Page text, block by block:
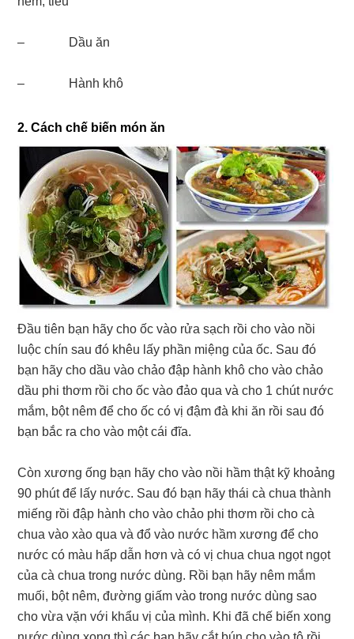
– Dầu ăn
– Hành khô
2. Cách chế biến món ăn
Đầu tiên bạn hãy cho ốc vào rửa sạch rồi cho vào nồi
luộc chín sau đó khêu lấy phần miệng của ốc. Sau đó
bạn hãy cho dầu vào chảo đập hành khô cho vào chảo
dầu phi thơm rồi cho ốc vào đảo qua và cho 1 chút nước
mắm, bột nêm để cho ốc có vị đậm đà khi ăn rồi sau đó
bạn bắc ra cho vào một cái đĩa.
Còn xương ống bạn hãy cho vào nồi hầm thật kỹ khoảng
90 phút để lấy nước. Sau đó bạn hãy thái cà chua thành
miếng rồi đập hành cho vào chảo phi thơm rồi cho cà
chua vào xào qua và đổ vào nước hầm xương để cho
nước có màu hấp dẫn hơn và có vị chua chua ngọt ngọt
của cà chua trong nước dùng. Rồi bạn hãy nêm mắm
muối, bột nêm, đường giấm vào trong nước dùng sao
cho vừa vặn với khẩu vị của mình. Khi đã chế biến xong